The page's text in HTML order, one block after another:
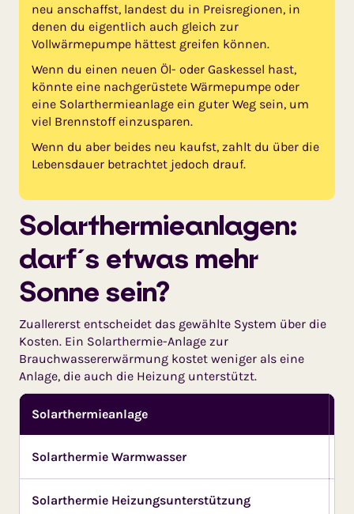
neu anschaffst, landest du in Preisregionen, in
denen du eigentlich auch gleich zur
Vollwärmepumpe hättest greifen können.
Wenn du einen neuen Öl- oder Gaskessel hast,
könnte eine nachgerüstete Wärmepumpe oder
eine Solarthermieanlage ein guter Weg sein, um
viel Brennstoff einzusparen.
Wenn du aber beides neu kaufst, zahlt du über die
Lebensdauer betrachtet jedoch drauf.
Solarthermieanlagen:
darf´s etwas mehr
Sonne sein?
Zuallererst entscheidet das gewählte System über die
Kosten. Ein Solarthermie-Anlage zur
Brauchwassererwärmung kostet weniger als eine
Anlage, die auch die Heizung unterstützt.
Solarthermieanlage
Solarthermie Warmwasser
Solarthermie Heizungsunterstützung